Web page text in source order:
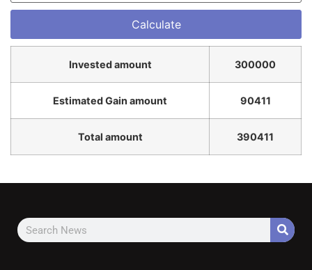
Invested amount 300000
Estimated Gain amount 90411
Total amount 390411